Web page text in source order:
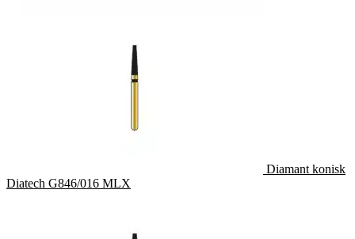
Diamant konisk
Diatech G846/016 MLX